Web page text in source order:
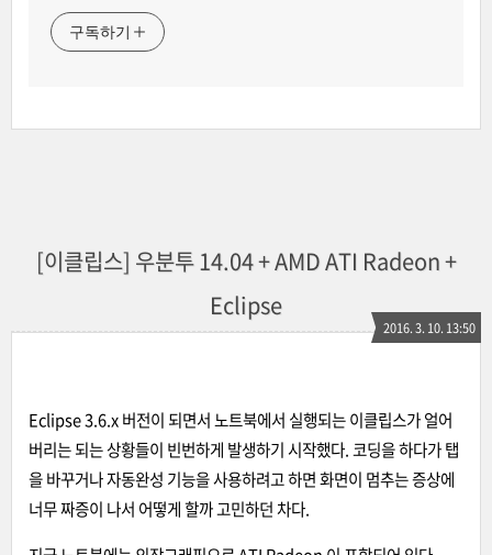
구독하기
[이클립스] 우분투 14.04 + AMD ATI Radeon +
Eclipse
2016. 3. 10. 13:50
Eclipse 3.6.x 버전이 되면서 노트북에서 실행되는 이클립스가 얼어
버리는 되는 상황들이 빈번하게 발생하기 시작했다. 코딩을 하다가 탭
을 바꾸거나 자동완성 기능을 사용하려고 하면 화면이 멈추는 증상에
너무 짜증이 나서 어떻게 할까 고민하던 차다.